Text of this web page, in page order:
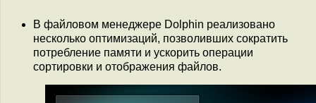
В файловом менеджере Dolphin реализовано
несколько оптимизаций, позволивших сократить
потребление памяти и ускорить операции
сортировки и отображения файлов.